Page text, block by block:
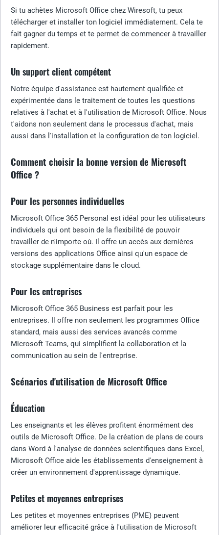
Si tu achètes Microsoft Office chez Wiresoft, tu peux
télécharger et installer ton logiciel immédiatement. Cela te
fait gagner du temps et te permet de commencer à travailler
rapidement.
Un support client compétent
Notre équipe d'assistance est hautement qualifiée et
expérimentée dans le traitement de toutes les questions
relatives à l'achat et à l'utilisation de Microsoft Office. Nous
t'aidons non seulement dans le processus d'achat, mais
aussi dans l'installation et la configuration de ton logiciel.
Comment choisir la bonne version de Microsoft
Office ?
Pour les personnes individuelles
Microsoft Office 365 Personal est idéal pour les utilisateurs
individuels qui ont besoin de la flexibilité de pouvoir
travailler de n'importe où. Il offre un accès aux dernières
versions des applications Office ainsi qu'un espace de
stockage supplémentaire dans le cloud.
Pour les entreprises
Microsoft Office 365 Business est parfait pour les
entreprises. Il offre non seulement les programmes Office
standard, mais aussi des services avancés comme
Microsoft Teams, qui simplifient la collaboration et la
communication au sein de l'entreprise.
Scénarios d'utilisation de Microsoft Office
Éducation
Les enseignants et les élèves profitent énormément des
outils de Microsoft Office. De la création de plans de cours
dans Word à l'analyse de données scientifiques dans Excel,
Microsoft Office aide les établissements d'enseignement à
créer un environnement d'apprentissage dynamique.
Petites et moyennes entreprises
Les petites et moyennes entreprises (PME) peuvent
améliorer leur efficacité grâce à l'utilisation de Microsoft